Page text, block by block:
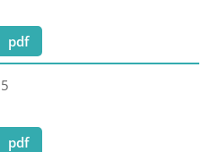
pdf
pdf